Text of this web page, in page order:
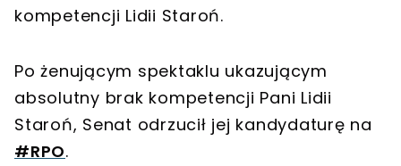
kompetencji Lidii Staroń.
Po żenującym spektaklu ukazującym
absolutny brak kompetencji Pani Lidii
Staroń, Senat odrzucił jej kandydaturę na
#RPO.